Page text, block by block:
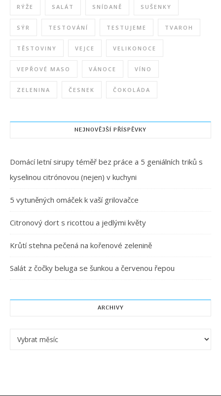
RÝŽE SALÁT SNÍDANĚ SUŠENKY
SÝR TESTOVÁNÍ TESTUJEME TVAROH
TĚSTOVINY VEJCE VELIKONOCE
VEPŘOVÉ MASO VÁNOCE VÍNO
ZELENINA ČESNEK ČOKOLÁDA
NEJNOVĚJŠÍ PŘÍSPĚVKY
Domácí letní sirupy téměř bez práce a 5 geniálních triků s
kyselinou citrónovou (nejen) v kuchyni
5 vytuněných omáček k vaší grilovačce
Citronový dort s ricottou a jedlými květy
Krůtí stehna pečená na kořenové zelenině
Salát z čočky beluga se šunkou a červenou řepou
ARCHIVY